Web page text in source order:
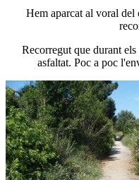
Hem aparcat al voral del
Recorregut que durant
asfaltat. Poc a poc